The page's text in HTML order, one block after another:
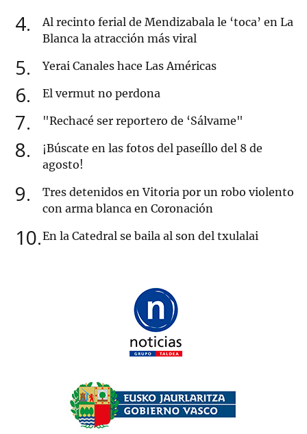
4
Al recinto ferial de Mendizabala le ‘toca’ en La
Blanca la atracción más viral
5 Yerai Canales hace Las Américas
6 El vermut no perdona
7 "Rechacé ser reportero de ‘Sálvame"
8
¡Búscate en las fotos del paseíllo del 8 de
agosto!
9
Tres detenidos en Vitoria por un robo violento
con arma blanca en Coronación
10 En la Catedral se baila al son del txulalai